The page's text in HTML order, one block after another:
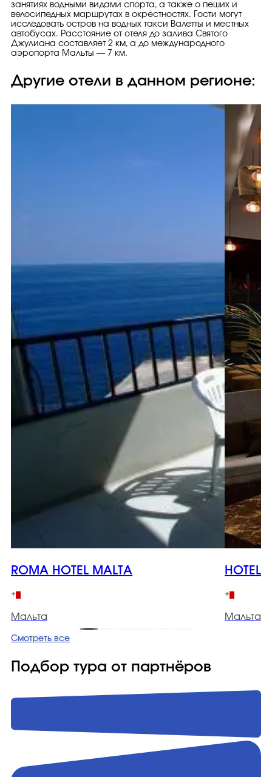
занятиях водными видами спорта, а также о пеших и
велосипедных маршрутах в окрестностях. Гости могут
исследовать остров на водных такси Валетты и местных
автобусах. Расстояние от отеля до залива Святого
Джулиана составляет 2 км, а до международного
аэропорта Мальты — 7 км.
Другие отели в данном регионе:
ROMA HOTEL MALTA
Мальта
HOTEL
Мальта
Смотреть все
Подбор тура от партнёров